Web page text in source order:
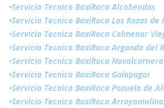
•Servicio Tecnico BaxiRoca Alcobendas
•Servicio Tecnico BaxiRoca Las Rozas
•Servicio Tecnico BaxiRoca Colmenar
•Servicio Tecnico BaxiRoca Arganda del
•Servicio Tecnico BaxiRoca Navalcarnero
•Servicio Tecnico BaxiRoca Galapagar
•Servicio Tecnico BaxiRoca Pozuelo de
•Servicio Tecnico BaxiRoca